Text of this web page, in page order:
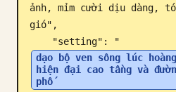
ảnh, mỉm cười dịu dàng,
gió",
    "setting": "
dạo bộ ven sông lúc
hiện đại cao tầng và
phố